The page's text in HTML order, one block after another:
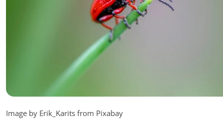
Image by Erik_Karits from Pixabay